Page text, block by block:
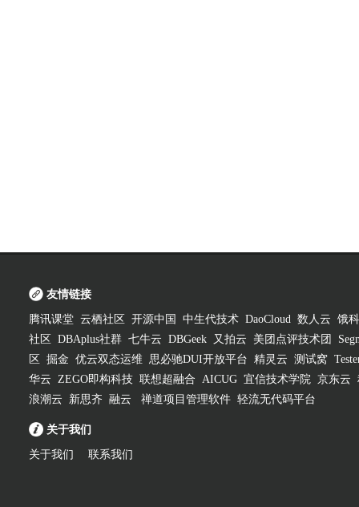
友情链接
腾讯课堂 云栖社区 开源中国 中生代技术 DaoCloud 数人云 饿
社区
DBAplus社群 七牛云 DBGeek 又拍云 美团点评技术团
区
掘金 优云双态运维 思必驰DUI开放平台 精灵云 测试窝
华云 ZEGO即构科技 联想超融合 AICUG 宜信技术学院 京东云
浪潮云
新思齐 融云 禅道项目管理软件 轻流无代码平台
关于我们
关于我们 联系我们